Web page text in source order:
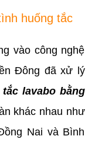
huống tắc
vào công nghệ
Đông đã xử lý
lavabo bằng
khác nhau như
Nai và Bình